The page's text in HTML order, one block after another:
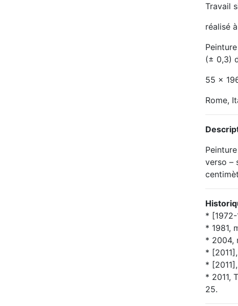
Travail
réalisé à
(± 0,3)
55 x
Rome,
verso –
*
* 1981,
* 2004,
*
*
* 2011,
25.